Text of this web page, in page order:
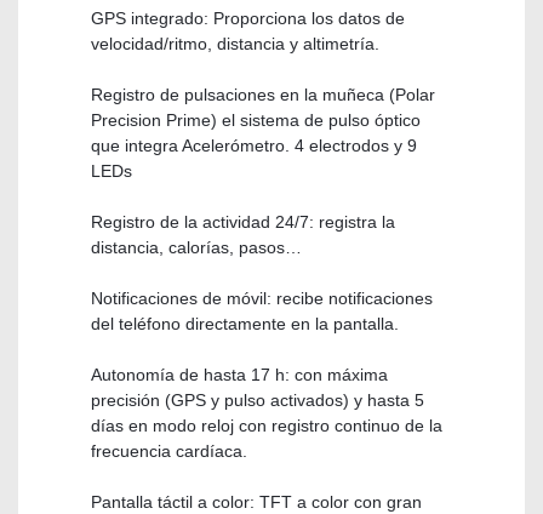
GPS integrado: Proporciona los datos de
velocidad/ritmo, distancia y altimetría.
Registro de pulsaciones en la muñeca (Polar
Precision Prime) el sistema de pulso óptico
que integra Acelerómetro. 4 electrodos y 9
LEDs
Registro de la actividad 24/7: registra la
distancia, calorías, pasos…
Notificaciones de móvil: recibe notificaciones
del teléfono directamente en la pantalla.
Autonomía de hasta 17 h: con máxima
precisión (GPS y pulso activados) y hasta 5
días en modo reloj con registro continuo de la
frecuencia cardíaca.
Pantalla táctil a color: TFT a color con gran